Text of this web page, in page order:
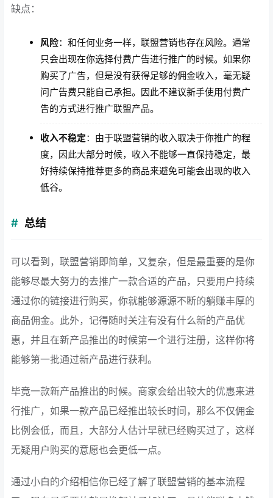
缺点：
风险：和任何业务一样，联盟营销也存在风险。通常
只会出现在你选择付费广告进行推广的时候。如果你
购买了广告，但是没有获得足够的佣金收入，毫无疑
问广告费只能自己承担。因此不建议新手使用付费广
告的方式进行推广联盟产品。
收入不稳定：由于联盟营销的收入取决于你推广的程
度，因此大部分时候，收入不能够一直保持稳定，最
好持续保持推荐更多的商品来避免可能会出现的收入
低谷。
总结
可以看到，联盟营销即简单，又复杂，但是最重要的是你
能够尽最大努力的去推广一款合适的产品，只要用户持续
通过你的链接进行购买，你就能够源源不断的躺赚丰厚的
商品佣金。此外，记得随时关注有没有什么新的产品优
惠，并且在新产品推出的时候第一个进行注册，这样你将
能够第一批通过新产品进行获利。
毕竟一款新产品推出的时候。商家会给出较大的优惠来进
行推广，如果一款产品已经推出较长时间，那么不仅佣金
比例会低，而且，大部分人估计早就已经购买过了，这样
无疑用户购买的意愿也会更低一点。
通过小白的介绍相信你已经了解了联盟营销的基本流程